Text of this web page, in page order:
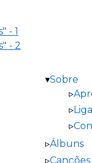
- 1
- 2
Sobre
Álbuns
Canções